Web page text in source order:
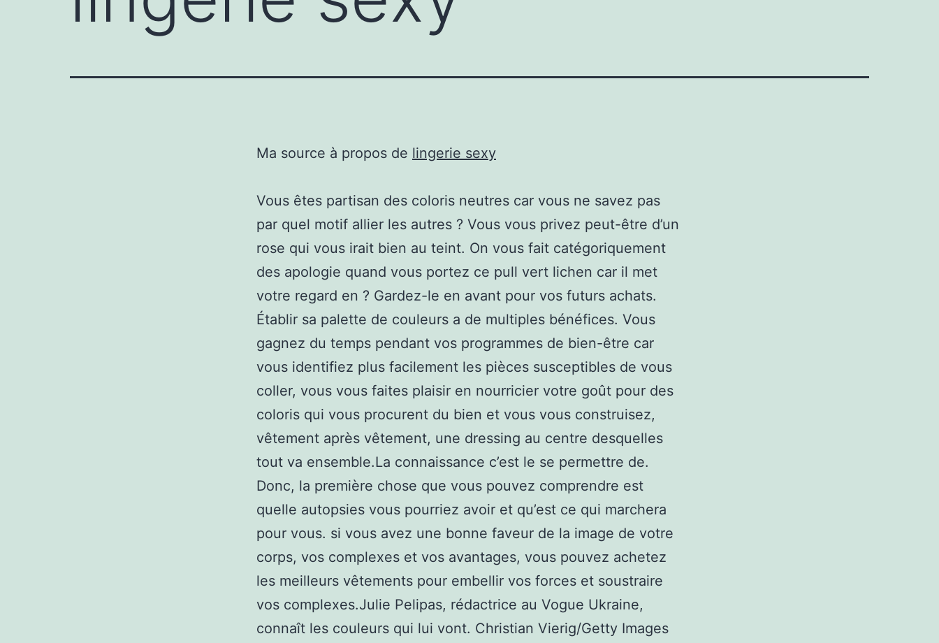
Ma source à propos de lingerie sexy
Vous êtes partisan des coloris neutres car vous ne savez pas
par quel motif allier les autres ? Vous vous privez peut-être d’un
rose qui vous irait bien au teint. On vous fait catégoriquement
des apologie quand vous portez ce pull vert lichen car il met
votre regard en ? Gardez-le en avant pour vos futurs achats.
Établir sa palette de couleurs a de multiples bénéfices. Vous
gagnez du temps pendant vos programmes de bien-être car
vous identifiez plus facilement les pièces susceptibles de vous
coller, vous vous faites plaisir en nourricier votre goût pour des
coloris qui vous procurent du bien et vous vous construisez,
vêtement après vêtement, une dressing au centre desquelles
tout va ensemble.La connaissance c’est le se permettre de.
Donc, la première chose que vous pouvez comprendre est
quelle autopsies vous pourriez avoir et qu’est ce qui marchera
pour vous. si vous avez une bonne faveur de la image de votre
corps, vos complexes et vos avantages, vous pouvez achetez
les meilleurs vêtements pour embellir vos forces et soustraire
vos complexes.Julie Pelipas, rédactrice au Vogue Ukraine,
connaît les couleurs qui lui vont. Christian Vierig/Getty Images